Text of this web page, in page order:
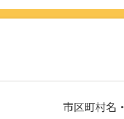
市区町村名